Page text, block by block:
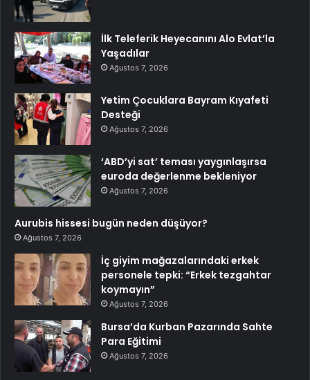
İlk Teleferik Heyecanını Alo Evlat’la
Yaşadılar
Ağustos 7, 2026
Yetim Çocuklara Bayram Kıyafeti
Desteği
Ağustos 7, 2026
‘ABD’yi sat’ teması yaygınlaşırsa
euroda değerlenme bekleniyor
Ağustos 7, 2026
Aurubis hissesi bugün neden düşüyor?
Ağustos 7, 2026
İç giyim mağazalarındaki erkek
personele tepki: “Erkek tezgahtar
koymayın”
Ağustos 7, 2026
Bursa’da Kurban Pazarında Sahte
Para Eğitimi
Ağustos 7, 2026